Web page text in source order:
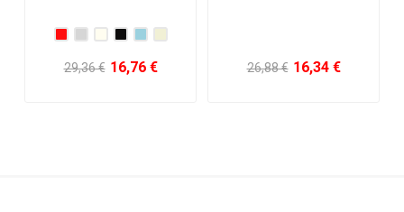
29,36 € 16,76 € 26,88 € 16,34 €